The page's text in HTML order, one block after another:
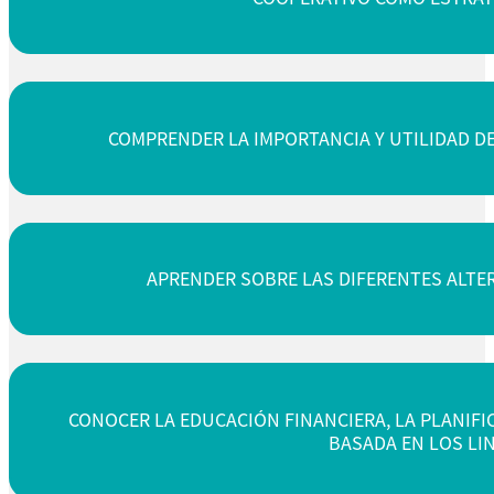
COMPRENDER LA IMPORTANCIA Y UTILIDAD
APRENDER SOBRE LAS DIFERENTES
CONOCER LA EDUCACIÓN FINANCIERA, LA
BASADA EN LOS